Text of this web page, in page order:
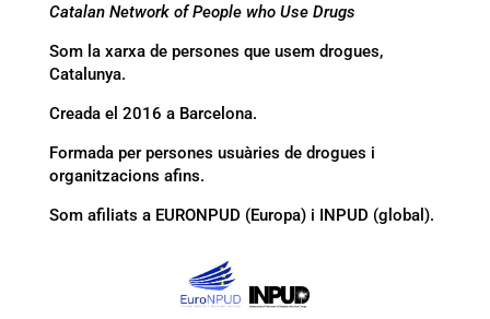
Catalan Network of People who Use Drugs
Som la xarxa de persones que usem drogues,
Catalunya.
Creada el 2016 a Barcelona.
Formada per persones usuàries de drogues i
organitzacions afins.
Som afiliats a EURONPUD (Europa) i INPUD (global).